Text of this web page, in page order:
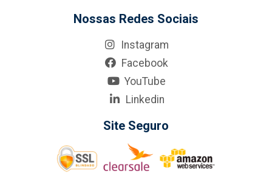
Nossas Redes Sociais
Instagram
Facebook
YouTube
Linkedin
Site Seguro